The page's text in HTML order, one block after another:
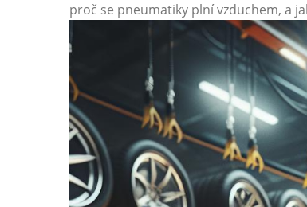
proč se pneumatiky plní vzduchem, a